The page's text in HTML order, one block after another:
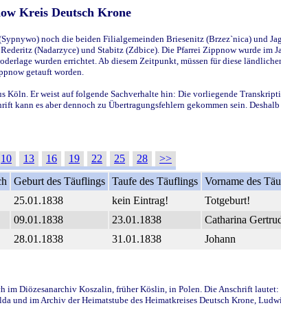
Kreis Deutsch Krone
noch die beiden Filialgemeinden Briesenitz (Brzez`nica) und
(Nadarzyce) und Stabitz (Zdbice). Die Pfarrei Zippnow wurde
wurden errichtet. Ab diesem Zeitpunkt, müssen für diese
getauft worden.
Köln. Er weist auf folgende Sachverhalte hin: Die vorliegende
kann es aber dennoch zu Übertragungsfehlern gekommen sein.
10 13 16 19 22 25 28
>>
Geburt des Täuflings Taufe des Täuflings Vorname des
25.01.1838 kein Eintrag! Totgeburt!
09.01.1838 23.01.1838 Catharina
28.01.1838 31.01.1838 Johann
im Diözesanarchiv Koszalin, früher Köslin, in Polen. Die Anschrift
und im Archiv der Heimatstube des Heimatkreises Deutsch Krone,